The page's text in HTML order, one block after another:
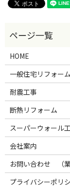
HOME
一般住宅リフォーム
耐震工事
断熱リフォーム
スーパーウォール
会社案内
お問い合わせ （業
プライバシーポリ